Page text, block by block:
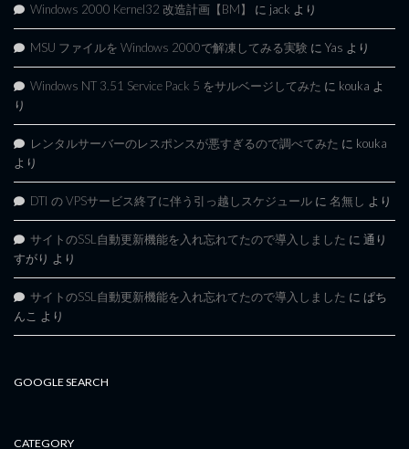
Windows 2000 Kernel32 改造計画【BM】 に jack より
MSU ファイルを Windows 2000で解凍してみる実験 に Yas より
Windows NT 3.51 Service Pack 5 をサルベージしてみた に kouka よ
り
レンタルサーバーのレスポンスが悪すぎるので調べてみた に kouka
より
DTI の VPSサービス終了に伴う引っ越しスケジュール に 名無し より
サイトのSSL自動更新機能を入れ忘れてたので導入しました に 通り
すがり より
サイトのSSL自動更新機能を入れ忘れてたので導入しました に ぱち
んこ より
GOOGLE SEARCH
CATEGORY